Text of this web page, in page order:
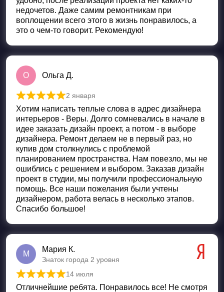
недочетов. Даже самим ремонтникам при
воплощении всего этого в жизнь понравилось, а
это о чем-то говорит. Рекомендую!
О Ольга Д.
Оценка 5из 5
2 января
Хотим написать теплые слова в адрес дизайнера
интерьеров - Веры. Долго сомневались в начале в
идее заказать дизайн проект, а потом - в выборе
дизайнера. Ремонт делаем не в первый раз, но
купив дом столкнулись с проблемой
планированием пространства. Нам повезло, мы не
ошиблись с решением и выбором. Заказав дизайн
проект в студии, мы получили профессиональную
помощь. Все наши пожелания были учтены
дизайнером, работа велась в несколько этапов.
Спасибо большое!
М
Мария К.
Знаток города 2 уровня
Оценка 5 из 5
14 июля
Отличнейшие ребята. Понравилось все! Не смотря